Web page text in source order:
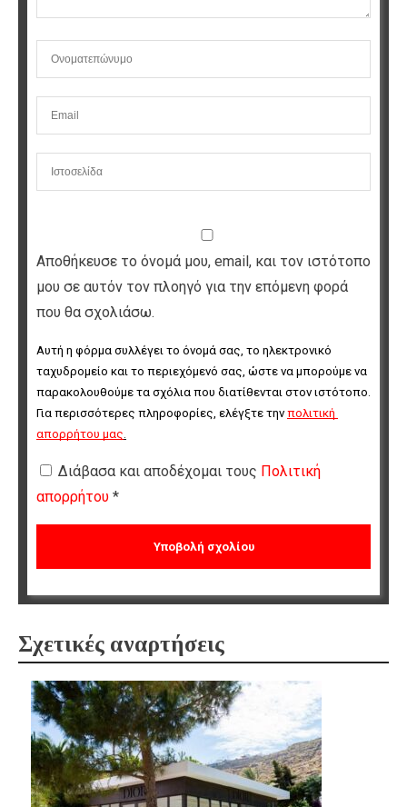
Αποθήκευσε το όνομά μου, email, και τον ιστότοπο
μου σε αυτόν τον πλοηγό για την επόμενη φορά
που θα σχολιάσω.
Αυτή η φόρμα συλλέγει το όνομά σας, το ηλεκτρονικό
ταχυδρομείο και το περιεχόμενό σας, ώστε να μπορούμε να
παρακολουθούμε τα σχόλια που διατίθενται στον ιστότοπο.
Για περισσότερες πληροφορίες, ελέγξτε την πολιτική
απορρήτου μας.
Διάβασα και αποδέχομαι τους Πολιτική
απορρήτου *
Σχετικές αναρτήσεις